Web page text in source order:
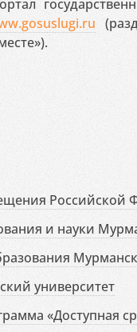
Российской
и науки
университет
«Доступная